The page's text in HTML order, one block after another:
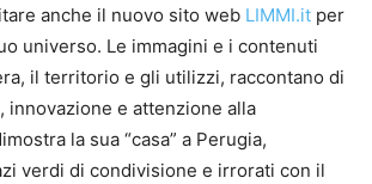
anche il nuovo sito web LIMMI.it per
universo. Le immagini e i contenuti
il territorio e gli utilizzi, raccontano di
innovazione e attenzione alla
la sua “casa” a Perugia,
verdi di condivisione e irrorati con il